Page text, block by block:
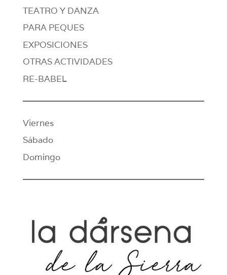
TEATRO Y DANZA
PARA PEQUES
EXPOSICIONES
OTRAS ACTIVIDADES
RE-BABEL
Viernes
Sábado
Domingo